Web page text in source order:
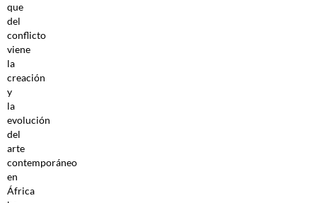
que
del
conflicto
viene
la
creación
y
la
evolución
del
arte
contemporáneo
en
África